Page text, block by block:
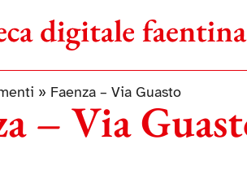
» Faenza – Via Guasto
– Via